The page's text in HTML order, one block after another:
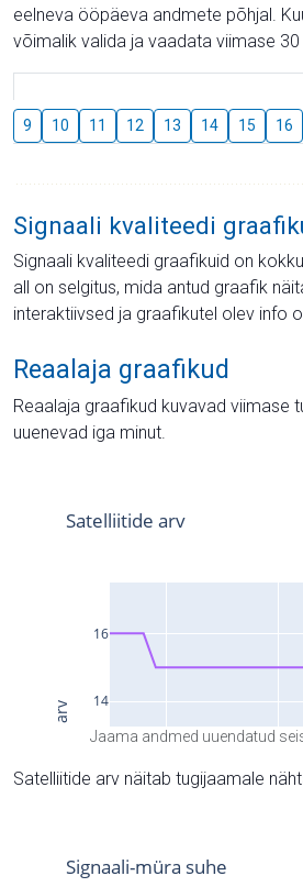
eelneva ööpäeva andmete põhjal.
võimalik valida ja vaadata viimase 30
9 10 11 12 13 14 15 16
Signaali kvaliteedi
Signaali kvaliteedi graafikuid on
all on selgitus, mida antud graafik
interaktiivsed ja graafikutel olev info
Reaalaja graafikud
Reaalaja graafikud kuvavad viimase
uuenevad iga minut.
Jaama andmed uuendatud
Satelliitide arv näitab tugijaamale